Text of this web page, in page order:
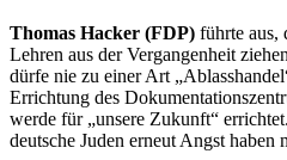
Thomas Hacker (FDP) führte aus,
Lehren aus der Vergangenheit
dürfe nie zu einer Art
Errichtung des
werde für „unsere Zukunft“
deutsche Juden erneut Angst haben